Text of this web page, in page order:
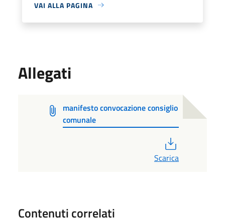
VAI ALLA PAGINA
Allegati
manifesto convocazione consiglio
comunale
Scarica
Contenuti correlati